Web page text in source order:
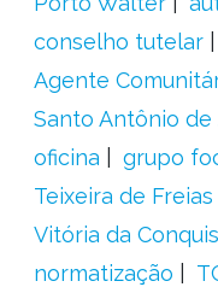
conselho tutelar
Agente
Santo Antônio de
oficina
grupo
Teixeira de Freias
Vitória da
normatização